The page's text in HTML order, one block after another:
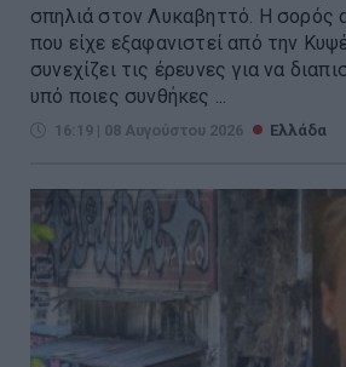
σπηλιά στον Λυκαβηττό. Η σορός
που είχε εξαφανιστεί από την
συνεχίζει τις έρευνες για να
υπό ποιες συνθήκες ...
16:19 | 08 Αυγούστου 2026 Ελλάδα